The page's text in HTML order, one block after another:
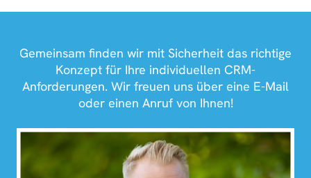
Gemeinsam finden wir mit Sicherheit das richtige
Konzept für Ihre individuellen CRM-
Anforderungen. Wir freuen uns über eine E-Mail
oder einen Anruf von Ihnen!